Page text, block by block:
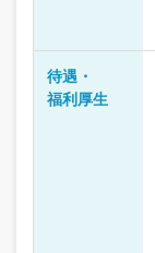
待遇・
福利厚生